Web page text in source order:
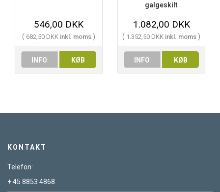
546,00 DKK
( 682,50 DKK inkl. moms )
INFO KØB
galgeskilt
1.082,00 DKK
( 1.352,50 DKK inkl. moms )
INFO KØB
KONTAKT
Telefon:
+ 45 8853 4868